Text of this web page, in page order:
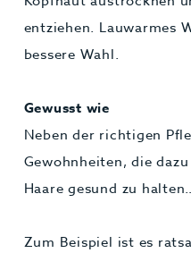
entziehen. Lauwarmes
bessere Wahl.
Gewusst wie
Neben der richtigen
Gewohnheiten, die
Haare gesund zu
Zum Beispiel ist es